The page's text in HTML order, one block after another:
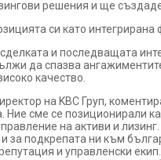
решения и ще
си като
и последващата
да спазва
качество.
на KBC Груп,
Ние сме се позиционирали
на активи и
за подкрепата ни към
и управленски